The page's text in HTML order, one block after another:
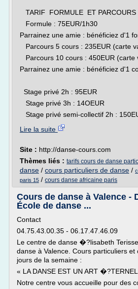
TARIF FORMULE ET PARCOURS
Formule : 75EUR/1h30
Parrainez une amie : bénéficiez d'1
Parcours 5 cours : 235EUR (carte
Parcours 10 cours : 450EUR (carte
Parrainez une amie : bénéficiez d'1
Stage privé 2h : 95EUR
Stage privé 3h : 14OEUR
Stage privé semi-collectif 2h :
Lire la suite
Site : http://danse-cours.com
Thèmes liés : tarifs cours de danse
danse / cours particuliers de danse /
paris 15 / cours danse africaine paris
Cours de danse à Valence -
École de danse ...
Contact
04.75.43.00.35 - 06.17.47.46.09
Le centre de danse �?lisabeth
danse à Valence. Cours particuliers et
jours de la semaine :
« LA DANSE EST UN ART
Notre centre vous accueille pour des